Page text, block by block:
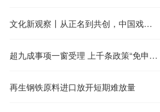
文化新观察丨从正名到共创，中国戏剧探索国际化新路径
超九成事项一窗受理 上千条政策“免申即享”
再生钢铁原料进口放开短期难放量